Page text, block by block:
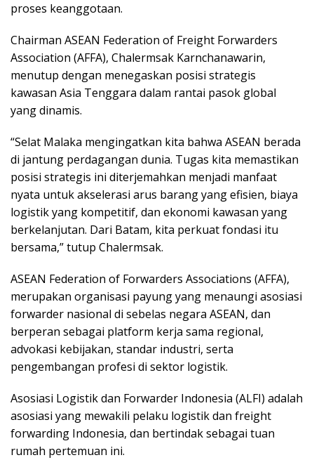
proses keanggotaan.
Chairman ASEAN Federation of Freight Forwarders
Association (AFFA), Chalermsak Karnchanawarin,
menutup dengan menegaskan posisi strategis
kawasan Asia Tenggara dalam rantai pasok global
yang dinamis.
“Selat Malaka mengingatkan kita bahwa ASEAN berada
di jantung perdagangan dunia. Tugas kita memastikan
posisi strategis ini diterjemahkan menjadi manfaat
nyata untuk akselerasi arus barang yang efisien, biaya
logistik yang kompetitif, dan ekonomi kawasan yang
berkelanjutan. Dari Batam, kita perkuat fondasi itu
bersama,” tutup Chalermsak.
ASEAN Federation of Forwarders Associations (AFFA),
merupakan organisasi payung yang menaungi asosiasi
forwarder nasional di sebelas negara ASEAN, dan
berperan sebagai platform kerja sama regional,
advokasi kebijakan, standar industri, serta
pengembangan profesi di sektor logistik.
Asosiasi Logistik dan Forwarder Indonesia (ALFI) adalah
asosiasi yang mewakili pelaku logistik dan freight
forwarding Indonesia, dan bertindak sebagai tuan
rumah pertemuan ini.